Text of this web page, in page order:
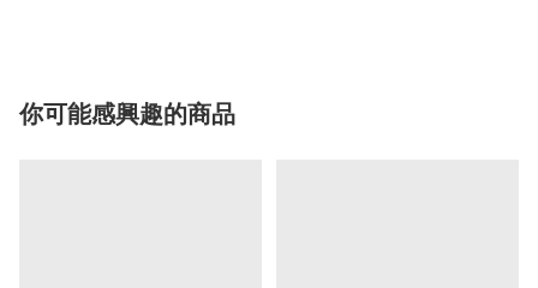
你可能感興趣的商品